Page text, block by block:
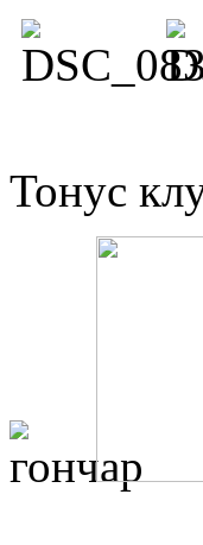
Тонус